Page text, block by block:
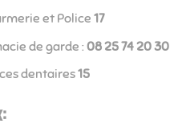
et Police17
de garde : 08 25 74 20 30
dentaires15